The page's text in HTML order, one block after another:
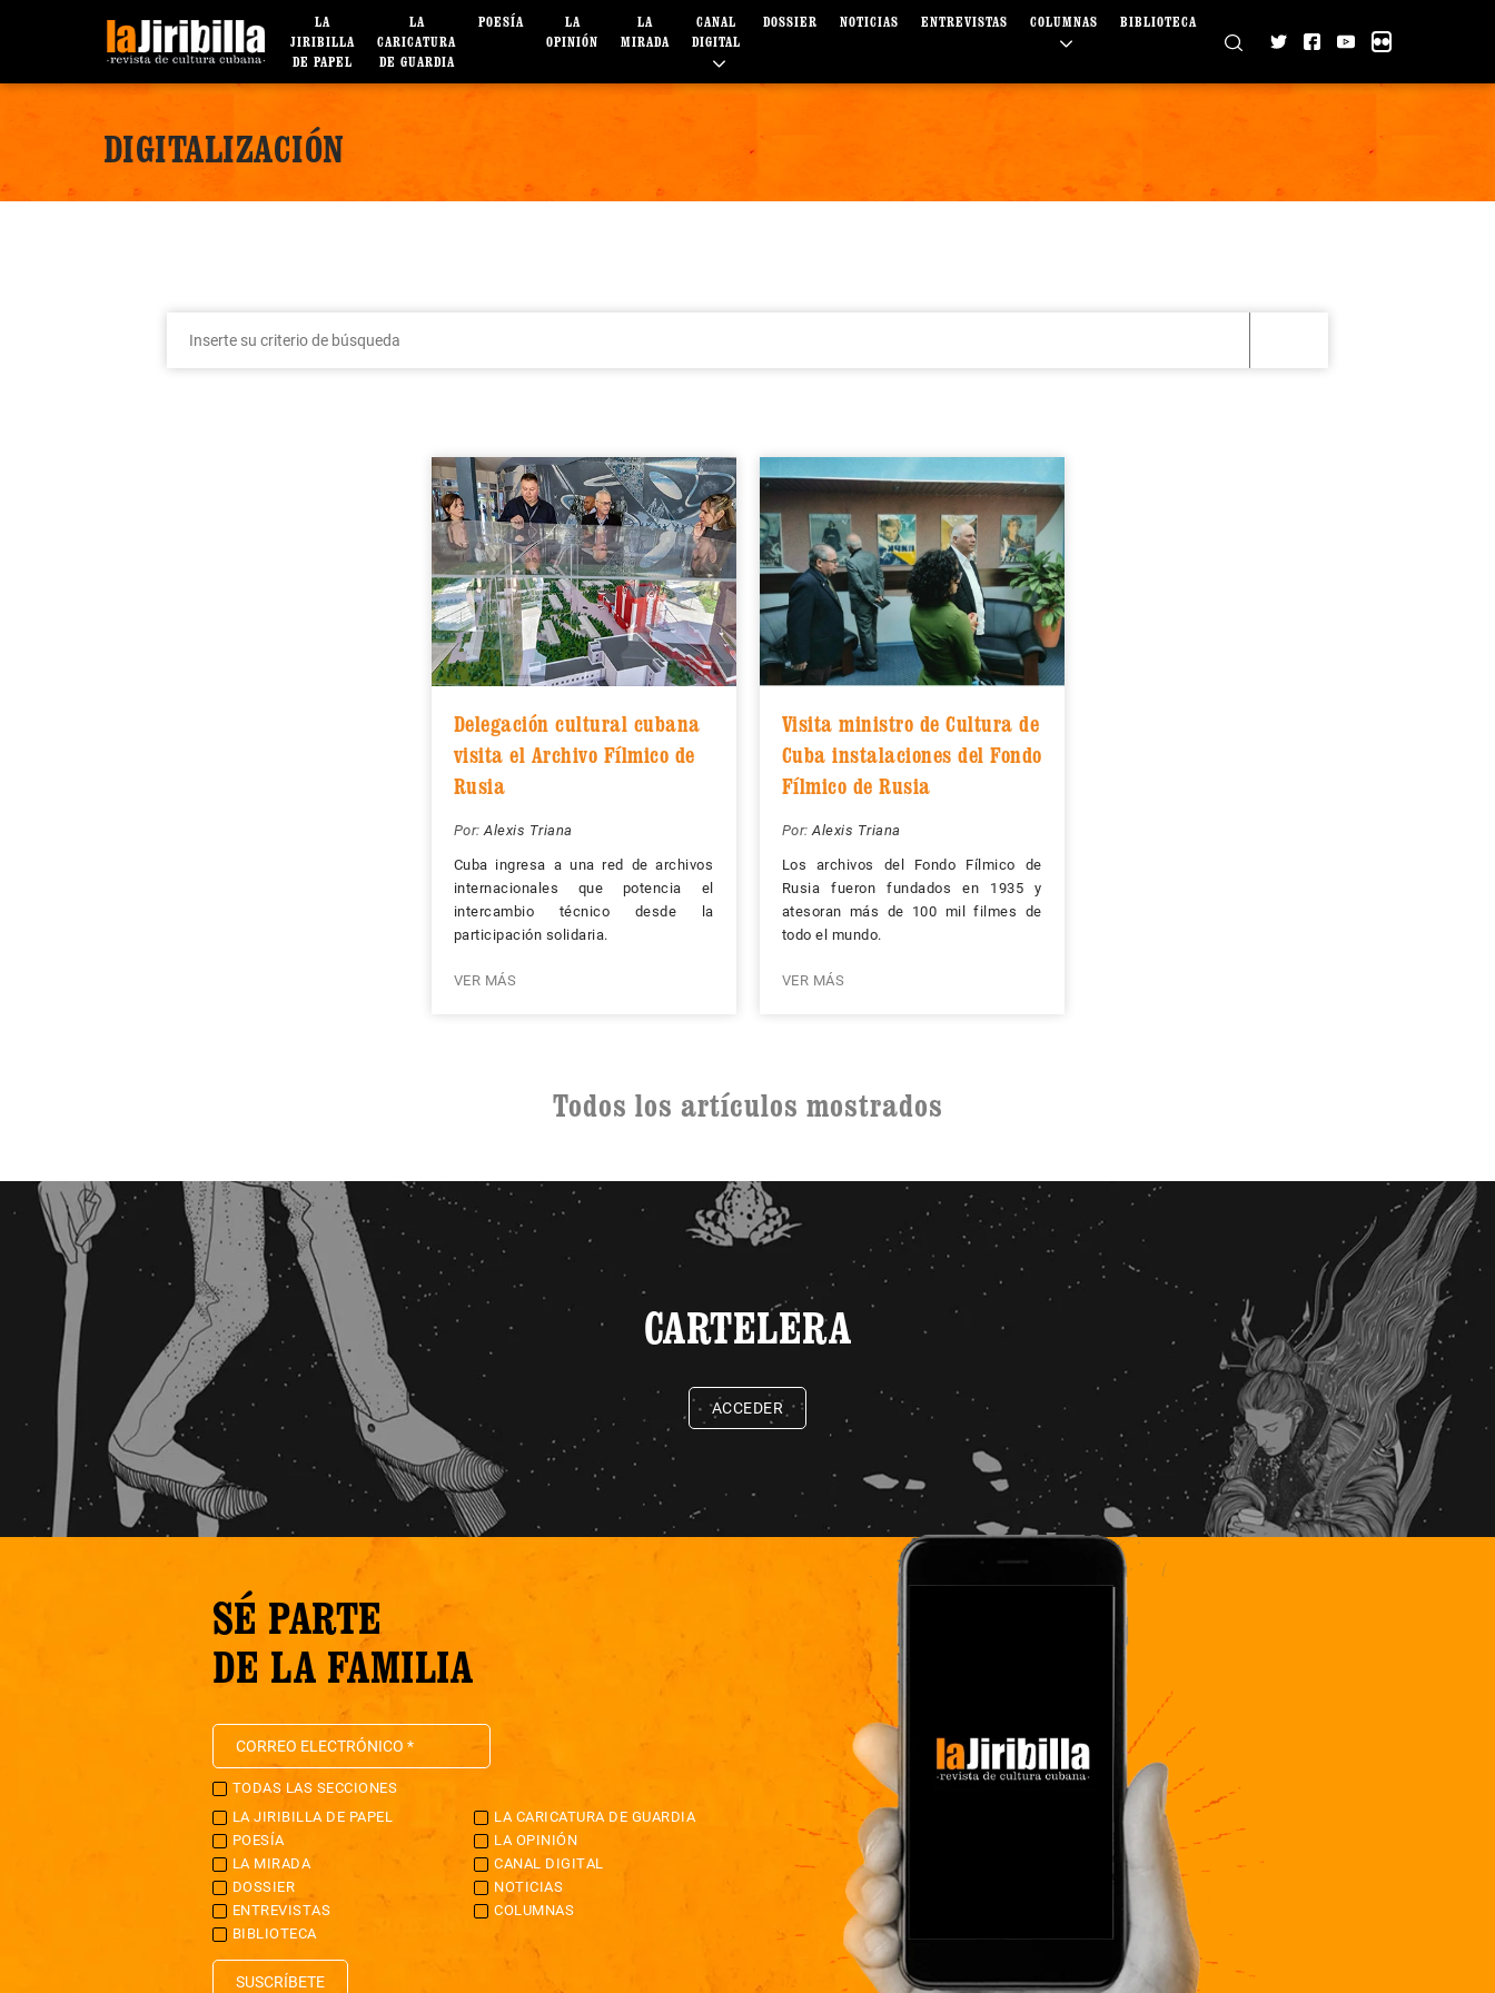
LA
JIRIBILLA
DE PAPEL
LA
CARICATURA
DE GUARDIA
POESÍA
LA
OPINIÓN
LA
MIRADA
CANAL
DIGITAL
DOSSIER NOTICIAS ENTREVISTAS COLUMNAS BIBLIOTECA
DIGITALIZACIÓN
Delegación cultural cubana
visita el Archivo Fílmico de
Rusia
Por:Alexis Triana
Cuba ingresa a una red de archivos
internacionales que potencia el
intercambio técnico desde la
participación solidaria.
VER MÁS
Visita ministro de Cultura de
Cuba instalaciones del Fondo
Fílmico de Rusia
Por:Alexis Triana
Los archivos del Fondo Fílmico de
Rusia fueron fundados en 1935 y
atesoran más de 100 mil filmes de
todo el mundo.
VER MÁS
Todos los artículos mostrados
CARTELERA
ACCEDER
SÉ PARTE
DE LA FAMILIA
TODAS LAS SECCIONES
LA JIRIBILLA DE PAPEL
LA CARICATURA DE GUARDIA
POESÍA
LA OPINIÓN
LA MIRADA
CANAL DIGITAL
DOSSIER
NOTICIAS
ENTREVISTAS
COLUMNAS
BIBLIOTECA
SUSCRÍBETE